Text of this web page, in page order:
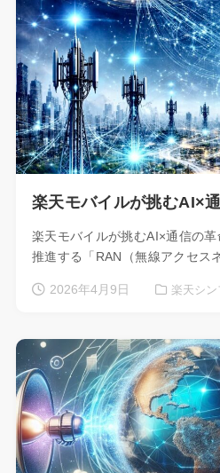
楽天モバイルが挑むAI×
楽天モバイルが挑むAI×通信の
推進する「RAN（無線アクセス
2026年4月9日 楽天シ